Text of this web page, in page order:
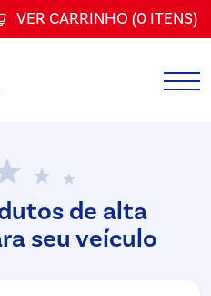
VER CARRINHO (0 ITENS)
de alta
seu veículo